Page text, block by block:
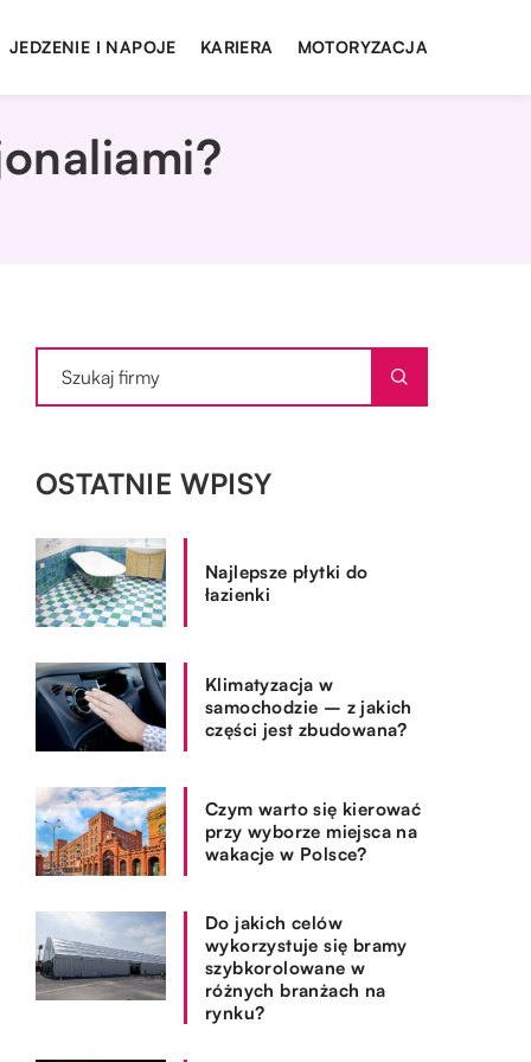
JEDZENIE I NAPOJE KARIERA MOTORYZACJA
OSTATNIE WPISY
Najlepsze płytki do
łazienki
Klimatyzacja w
samochodzie – z jakich
części jest zbudowana?
Czym warto się kierować
przy wyborze miejsca na
wakacje w Polsce?
Do jakich celów
wykorzystuje się bramy
szybkorolowane w
różnych branżach na
rynku?